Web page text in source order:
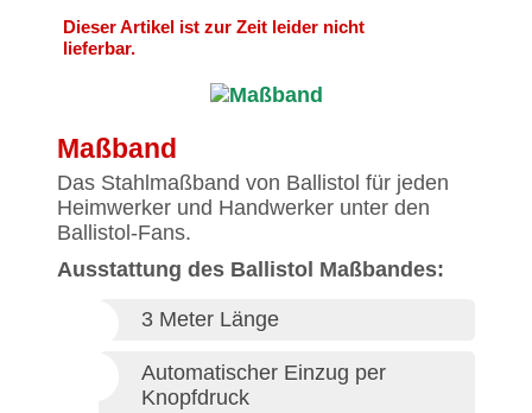
Dieser Artikel ist zur Zeit leider nicht
lieferbar.
Maßband
Das Stahlmaßband von Ballistol für jeden
Heimwerker und Handwerker unter den
Ballistol-Fans.
Ausstattung des Ballistol Maßbandes:
3 Meter Länge
Automatischer Einzug per
Knopfdruck